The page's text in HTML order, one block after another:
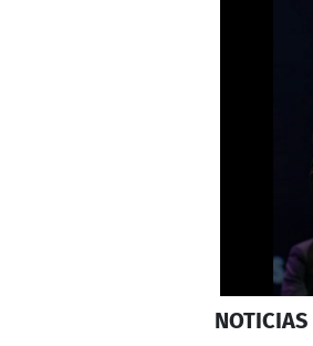
seconds
NOTICIAS